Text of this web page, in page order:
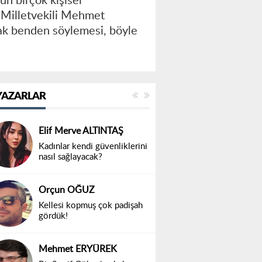
Milletvekili Mehmet
benden söylemesi, böyle
Elif Merve ALTINTAŞ
Kadınlar kendi güvenliklerini
nasıl sağlayacak?
Orçun OĞUZ
Kellesi kopmuş çok padişah
gördük!
Mehmet ERYÜREK